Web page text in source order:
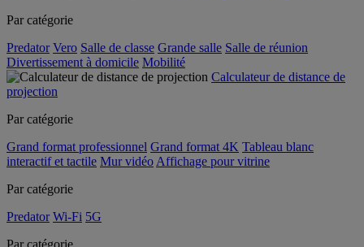
Par catégorie
Predator Vero Salle de classe Grande salle Salle de réunion
Divertissement à domicile Mobilité
Calculateur de distance de
projection
Par catégorie
Grand format professionnel Grand format 4K Tableau blanc
interactif et tactile Mur vidéo Affichage pour vitrine
Par catégorie
Predator Wi-Fi 5G
Par catégorie